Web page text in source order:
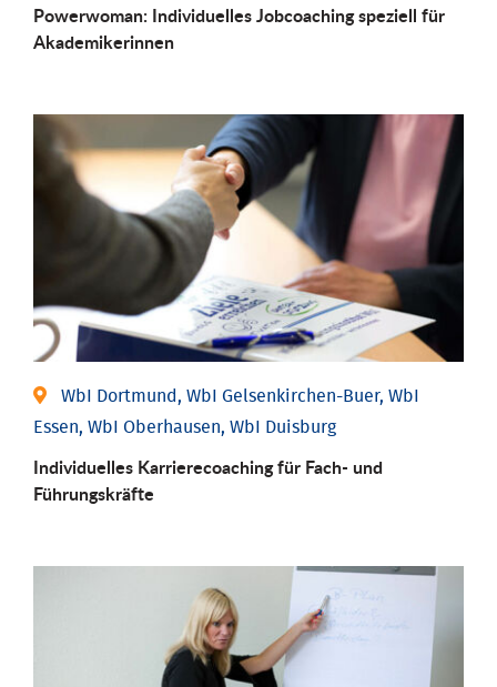
Powerwoman: Individu­elles Job­coaching speziell für
Aka­demiker­innen
WbI Dortmund, WbI Gelsenkirchen-Buer, WbI
Essen, WbI Oberhausen, WbI Duisburg
Individu­elles Karrierecoaching für Fach-­ und
Führungs­kräfte